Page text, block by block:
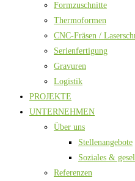
Formzuschnitte
Thermoformen
CNC-Fräsen /
Serienfertigung
Gravuren
Logistik
PROJEKTE
UNTERNEHMEN
Über uns
Stellenangebote
Soziales &
Referenzen